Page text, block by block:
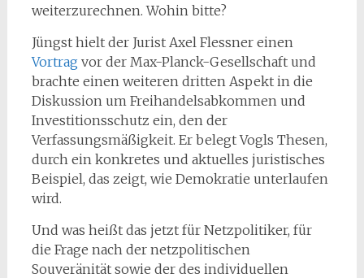
weiterzurechnen. Wohin bitte?
Jüngst hielt der Jurist Axel Flessner einen
Vortrag vor der Max-Planck-Gesellschaft und
brachte einen weiteren dritten Aspekt in die
Diskussion um Freihandelsabkommen und
Investitionsschutz ein, den der
Verfassungsmäßigkeit. Er belegt Vogls Thesen,
durch ein konkretes und aktuelles juristisches
Beispiel, das zeigt, wie Demokratie unterlaufen
wird.
Und was heißt das jetzt für Netzpolitiker, für
die Frage nach der netzpolitischen
Souveränität sowie der des individuellen